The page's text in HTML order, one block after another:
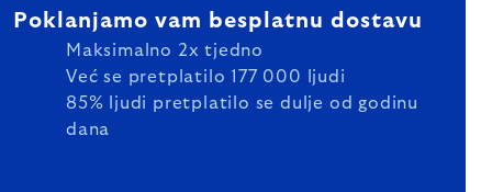
Poklanjamo vam besplatnu dostavu
Maksimalno 2x tjedno
Već se pretplatilo 177 000 ljudi
85% ljudi pretplatilo se dulje od godinu
dana